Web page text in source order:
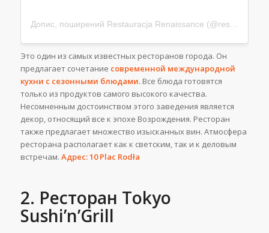
Допис, поширений Restauracja Renaissance (@restauracjarenaissance)
Это один из самых известных ресторанов города. Он
предлагает сочетание современной международной
кухни с сезонными блюдами.Все блюда готовятся
только из продуктов самого высокого качества.
Несомненным достоинством этого заведения является
декор, относящий все к эпохе Возрождения. Ресторан
также предлагает множество изысканных вин. Атмосфера
ресторана располагает как к светским, так и к деловым
встречам. Адрес: 10 Plac Rodła
2. Ресторан Tokyo
Sushi’n’Grill